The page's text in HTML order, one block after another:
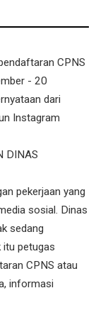
CPNS
- 20
dari
Instagram
DINAS
pekerjaan yang
sosial. Dinas
sedang
itu petugas
CPNS atau
informasi